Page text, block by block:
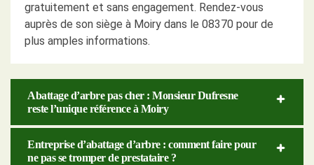
gratuitement et sans engagement. Rendez-vous
auprès de son siège à Moiry dans le 08370 pour de
plus amples informations.
Abattage d’arbre pas cher : Monsieur Dufresne
reste l’unique référence à Moiry
Entreprise d’abattage d’arbre : comment faire pour
ne pas se tromper de prestataire ?